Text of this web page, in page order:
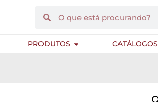
PRODUTOS CATÁLOGOS